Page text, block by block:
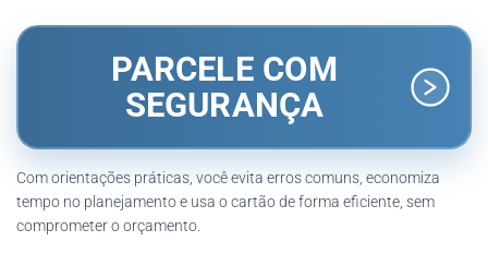
PARCELE COM
SEGURANÇA
Com orientações práticas, você evita erros comuns, economiza
tempo no planejamento e usa o cartão de forma eficiente, sem
comprometer o orçamento.